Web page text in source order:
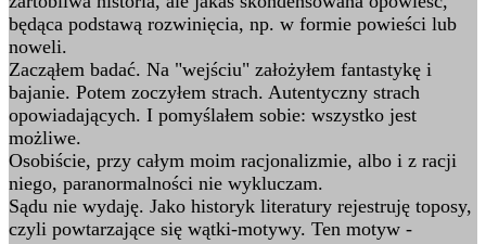
będąca podstawą rozwinięcia, np. w formie powieści lub
noweli.
Zacząłem badać. Na "wejściu" założyłem fantastykę i
bajanie. Potem zoczyłem strach. Autentyczny strach
opowiadających. I pomyślałem sobie: wszystko jest
możliwe.
Osobiście, przy całym moim racjonalizmie, albo i z racji
niego, paranormalności nie wykluczam.
Sądu nie wydaję. Jako historyk literatury rejestruję toposy,
czyli powtarzające się wątki-motywy. Ten motyw -